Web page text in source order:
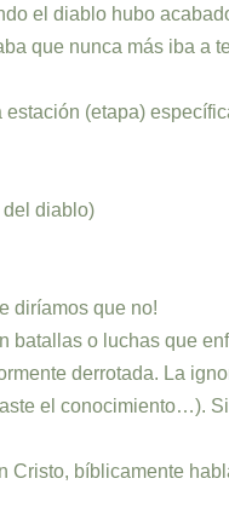
el diablo hubo
que nunca más iba a
(etapa)
del diablo)
diríamos que no!
o luchas que
derrotada. La
el conocimiento…).
bíblicamente